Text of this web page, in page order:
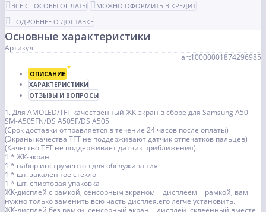
ВСЕ СПОСОБЫ ОПЛАТЫ
МОЖНО ОФОРМИТЬ В КРЕДИТ
ПОДРОБНЕЕ О ДОСТАВКЕ
Основные характеристики
Артикул
art10000001874296985
ОПИСАНИЕ
ХАРАКТЕРИСТИКИ
ОТЗЫВЫ И ВОПРОСЫ
1. Для AMOLED/TFT качественный ЖК-экран в сборе для Samsung A50
SM-A505FN/DS A505F/DS A505
(Срок доставки отправляется в течение 24 часов после оплаты)
(Экраны качества TFT не поддерживают датчик отпечатков пальцев)
(Качество TFT не поддерживает датчик приближения)
1 * ЖК-экран
1 * набор инструментов для обслуживания
1 * шт. закаленное стекло
1 * шт. спиртовая упаковка
ЖК-дисплей с рамкой, сенсорным экраном + дисплеем + рамкой, вам
нужно только заменить всю часть дисплея.его легче установить.